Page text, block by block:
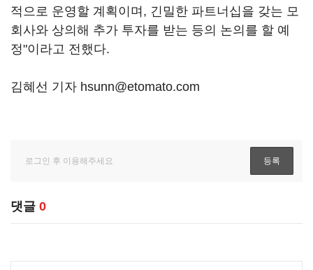
적으로 운영할 계획이며, 긴밀한 파트너십을 갖는 모
회사와 상의해 추가 투자를 받는 등의 논의를 할 예
정"이라고 전했다.
김혜선 기자 hsunn@etomato.com
댓글 0